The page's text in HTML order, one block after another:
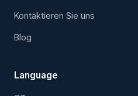
Kontaktieren Sie uns
Blog
Language